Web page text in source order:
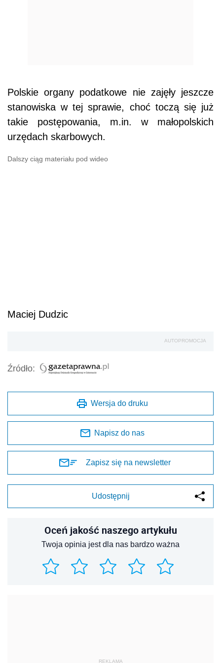
Polskie organy podatkowe nie zajęły jeszcze
stanowiska w tej sprawie, choć toczą się już
takie postępowania, m.in. w małopolskich
urzędach skarbowych.
Dalszy ciąg materiału pod wideo
Maciej Dudzic
AUTOPROMOCJA
Źródło:
Wersja do druku
Napisz do nas
Zapisz się na newsletter
Udostępnij
Oceń jakość naszego artykułu
Twoja opinia jest dla nas bardzo ważna
REKLAMA